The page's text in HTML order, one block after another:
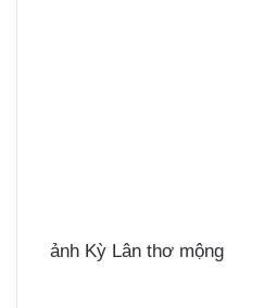
ảnh Kỳ Lân thơ mộng